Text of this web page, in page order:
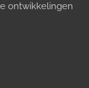
ontwikkelingen